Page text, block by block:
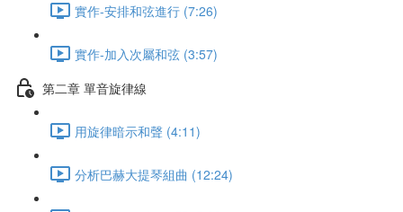
實作-安排和弦進行 (7:26)
實作-加入次屬和弦 (3:57)
第二章 單音旋律線
用旋律暗示和聲 (4:11)
分析巴赫大提琴組曲 (12:24)